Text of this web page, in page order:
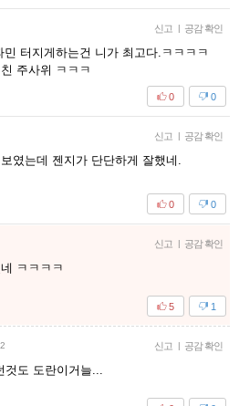
신고 공감 확인
터지게하는건 니가 최고다.ㅋㅋㅋㅋ
주사위 ㅋㅋㅋ
0
0
신고 공감 확인
였는데 젠지가 단단하게 잘했네.
0
0
신고 공감 확인
ㅋㅋㅋㅋ
1
5
신고 공감 확인
것도 도란이거늘...